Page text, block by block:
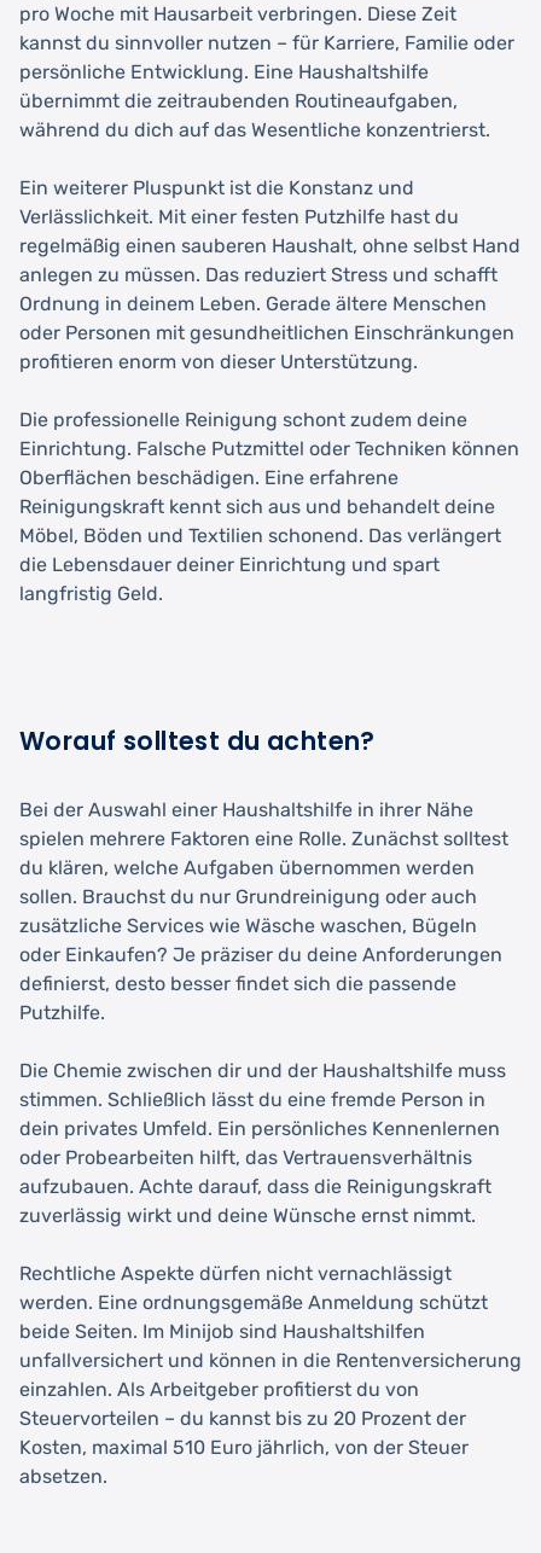
pro Woche mit Hausarbeit verbringen. Diese Zeit
kannst du sinnvoller nutzen – für Karriere, Familie oder
persönliche Entwicklung. Eine Haushaltshilfe
übernimmt die zeitraubenden Routineaufgaben,
während du dich auf das Wesentliche konzentrierst.
Ein weiterer Pluspunkt ist die Konstanz und
Verlässlichkeit. Mit einer festen Putzhilfe hast du
regelmäßig einen sauberen Haushalt, ohne selbst Hand
anlegen zu müssen. Das reduziert Stress und schafft
Ordnung in deinem Leben. Gerade ältere Menschen
oder Personen mit gesundheitlichen Einschränkungen
profitieren enorm von dieser Unterstützung.
Die professionelle Reinigung schont zudem deine
Einrichtung. Falsche Putzmittel oder Techniken können
Oberflächen beschädigen. Eine erfahrene
Reinigungskraft kennt sich aus und behandelt deine
Möbel, Böden und Textilien schonend. Das verlängert
die Lebensdauer deiner Einrichtung und spart
langfristig Geld.
Worauf solltest du achten?
Bei der Auswahl einer Haushaltshilfe in ihrer Nähe
spielen mehrere Faktoren eine Rolle. Zunächst solltest
du klären, welche Aufgaben übernommen werden
sollen. Brauchst du nur Grundreinigung oder auch
zusätzliche Services wie Wäsche waschen, Bügeln
oder Einkaufen? Je präziser du deine Anforderungen
definierst, desto besser findet sich die passende
Putzhilfe.
Die Chemie zwischen dir und der Haushaltshilfe muss
stimmen. Schließlich lässt du eine fremde Person in
dein privates Umfeld. Ein persönliches Kennenlernen
oder Probearbeiten hilft, das Vertrauensverhältnis
aufzubauen. Achte darauf, dass die Reinigungskraft
zuverlässig wirkt und deine Wünsche ernst nimmt.
Rechtliche Aspekte dürfen nicht vernachlässigt
werden. Eine ordnungsgemäße Anmeldung schützt
beide Seiten. Im Minijob sind Haushaltshilfen
unfallversichert und können in die Rentenversicherung
einzahlen. Als Arbeitgeber profitierst du von
Steuervorteilen – du kannst bis zu 20 Prozent der
Kosten, maximal 510 Euro jährlich, von der Steuer
absetzen.